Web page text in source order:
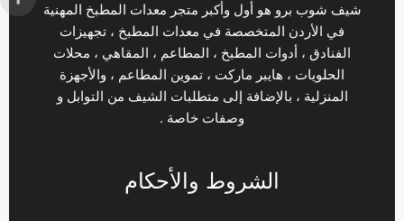
شيف شوب برو هو أول وأكبر متجر معدات المطبخ المهنية
في الأردن المتخصصة في معدات المطبخ ، تجهيزات
الفنادق ، أدوات المطبخ ، المطاعم ، المقاهي ، محلات
الحلويات ، هايبر ماركت ، تموين المطاعم ، والأجهزة
المنزلية ، بالإضافة إلى متطلبات الشيف من التوابل و
وصفات خاصة .
الشروط والأحكام